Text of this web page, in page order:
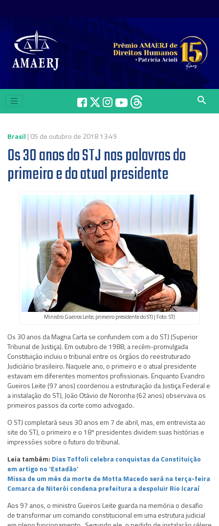
search
Brasil | 05 de outubro de 2018 13:49
Os 30 anos do STJ nas palavras do
primeiro e do atual presidente
Ministro Gueiros Leite, primeiro presidente do STJ | Foto: STJ
Os 30 anos da Magna Carta se confundem com a do STJ (Superior
Tribunal de Justiça). Em outubro de 1988, a recém-promulgada
Constituição incluiu o tribunal entre os órgãos do reestruturado
Judiciário brasileiro. Naquele ano, o primeiro e o atual presidente
estavam em diferentes momentos profissionais. Enquanto Evandro
Gueiros Leite (97 anos) coordenou a estruturação da Justiça Federal e
a instalação do STJ, João Otávio de Noronha (62 anos) observava os
primeiros passos da corte como advogado.
O STJ completará seus 30 anos em 7 de abril, mas, em entrevista ao
site do STJ, o primeiro e o 18º presidentes dividem suas histórias e
impressões sobre o futuro do tribunal.
Leia também: Dias Toffoli celebra conquistas da Constituição
em artigo no ‘Estadão’
Missa de um mês da morte de Motta Macedo será na terça-feira
Comarca de Niterói condena prefeitura a despoluir Rio Icaraí
Aos 97 anos, o ministro Gueiros Leite guarda na memória o desafio
de transformar um comando constitucional em uma estrutura judicial